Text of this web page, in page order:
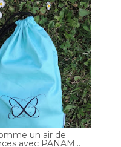
un air de
avec PANAM...